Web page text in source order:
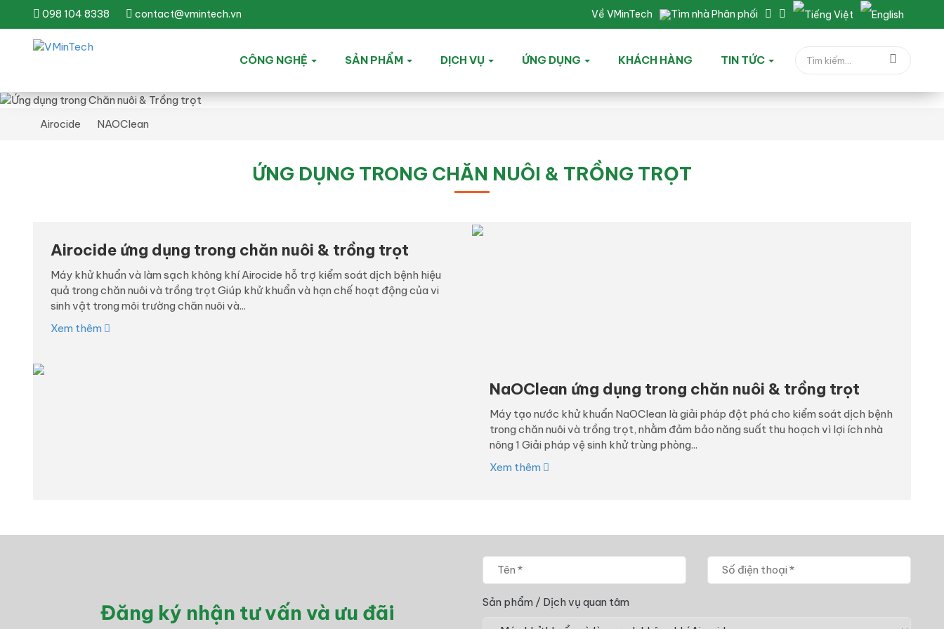
098 104 8338 contact@vmintech.vn Về VMinTech Tìm nhà Phân phối
CÔNG NGHỆ SẢN PHẨM DỊCH VỤ ỨNG DỤNG KHÁCH HÀNG TIN TỨC
Airocide NAOClean
ỨNG DỤNG TRONG CHĂN NUÔI & TRỒNG TRỌT
Airocide ứng dụng trong chăn nuôi & trồng trọt
Máy khử khuẩn và làm sạch không khí Airocide hỗ trợ kiểm soát dịch bệnh hiệu
quả trong chăn nuôi và trồng trọt Giúp khử khuẩn và hạn chế hoạt động của vi
sinh vật trong môi trường chăn nuôi và...
Xem thêm
NaOClean ứng dụng trong chăn nuôi & trồng trọt
Máy tạo nước khử khuẩn NaOClean là giải pháp đột phá cho kiểm soát dịch bệnh
trong chăn nuôi và trồng trọt, nhằm đảm bảo năng suất thu hoạch vì lợi ích nhà
nông 1 Giải pháp vệ sinh khử trùng phòng...
Xem thêm
Đăng ký nhận tư vấn và ưu đãi Sản phẩm / Dịch vụ quan tâm